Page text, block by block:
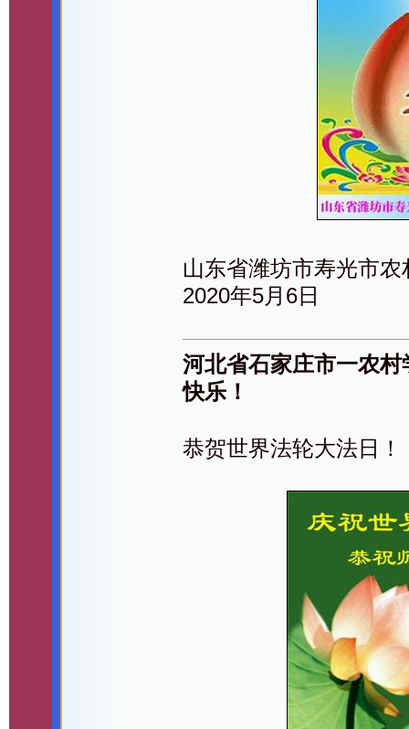
山东省潍坊市寿光市
2020年5月6日
河北省石家庄市一农
快乐！
恭贺世界法轮大法日！